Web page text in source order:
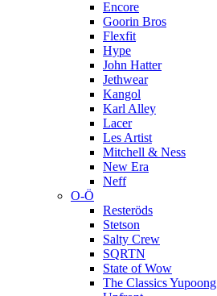
Encore
Goorin Bros
Flexfit
Hype
John Hatter
Jethwear
Kangol
Karl Alley
Lacer
Les Artist
Mitchell & Ness
New Era
Neff
O-Ö
Resteröds
Stetson
Salty Crew
SQRTN
State of Wow
The Classics Yupoong